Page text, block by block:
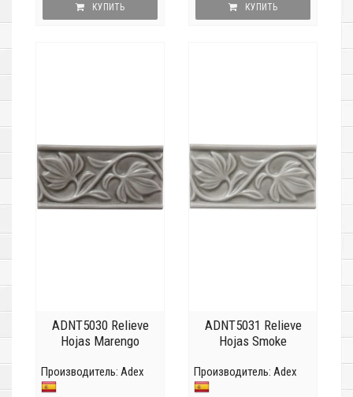
КУПИТЬ КУПИТЬ
ADNT5030 Relieve
Hojas Marengo
Производитель: Adex
ADNT5031 Relieve
Hojas Smoke
Производитель: Adex